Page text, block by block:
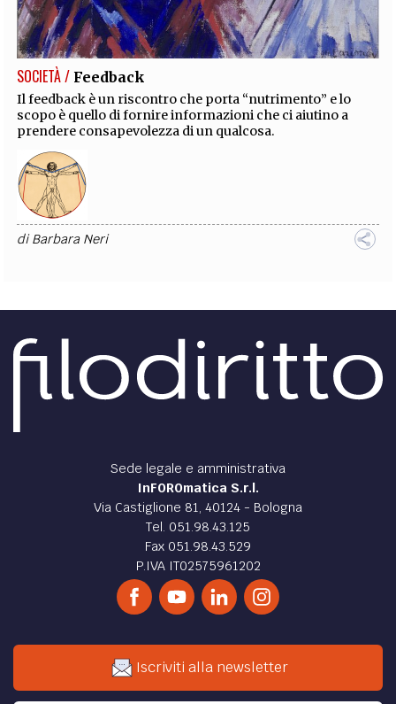
EXTRA
CODICI RUBRICHE LIBRI PROCEEDINGS PUBBLICITÀ CONTATTI
SOCIAL MEDIA
SOCIETÀ / Feedback
Il feedback è un riscontro che porta “nutrimento” e lo
scopo è quello di fornire informazioni che ci aiutino a
prendere consapevolezza di un qualcosa.
diBarbara Neri
Sede legale e amministrativa
InFOROmatica S.r.l.
Via Castiglione 81, 40124 - Bologna
Tel. 051.98.43.125
Fax 051.98.43.529
P.IVA IT02575961202
Iscriviti alla newsletter